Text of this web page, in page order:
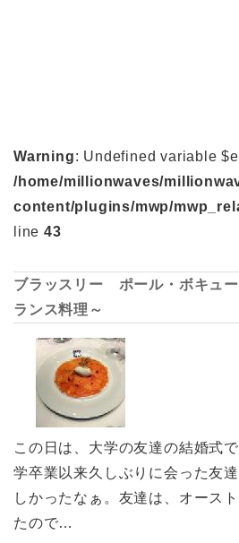
Warning: Undefined variable
/home/millionwaves/
content/plugins/mwp/
line 43
ブラッスリー ポール・ボキュ
ランス料理～
この日は、大学の友達の結婚式
学卒業以来久しぶりに会った友
しかったなぁ。友達は、オース
たので…